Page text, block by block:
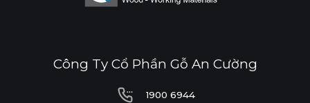
Công Ty Cổ Phần Gỗ An Cường
1900 6944